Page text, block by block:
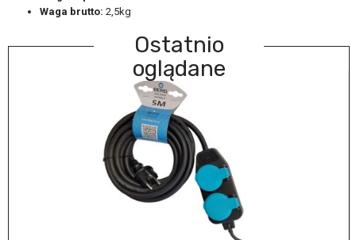
Waga brutto: 2,5kg
Ostatnio
oglądane